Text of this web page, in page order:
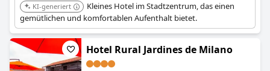
KI-generiert
Kleines Hotel im Stadtzentrum, das einen
gemütlichen und komfortablen Aufenthalt bietet.
Hotel Rural Jardines de Milano